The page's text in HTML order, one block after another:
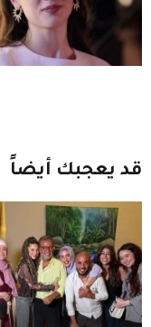
قد يعجبك أيضاً